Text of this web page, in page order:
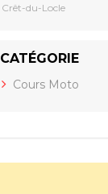
Crêt-du-Locle
CATÉGORIE
Cours Moto